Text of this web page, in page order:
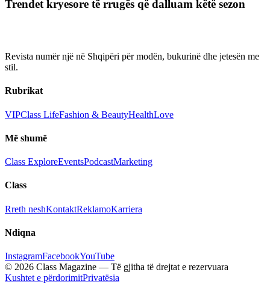
Trendet kryesore të rrugës që dalluam këtë sezon
Revista numër një në Shqipëri për modën, bukurinë dhe jetesën me
stil.
Rubrikat
VIPClass LifeFashion & BeautyHealthLove
Më shumë
Class ExploreEventsPodcastMarketing
Class
Rreth neshKontaktReklamoKarriera
Ndiqna
InstagramFacebookYouTube
© 2026 Class Magazine — Të gjitha të drejtat e rezervuara
Kushtet e përdorimitPrivatësia